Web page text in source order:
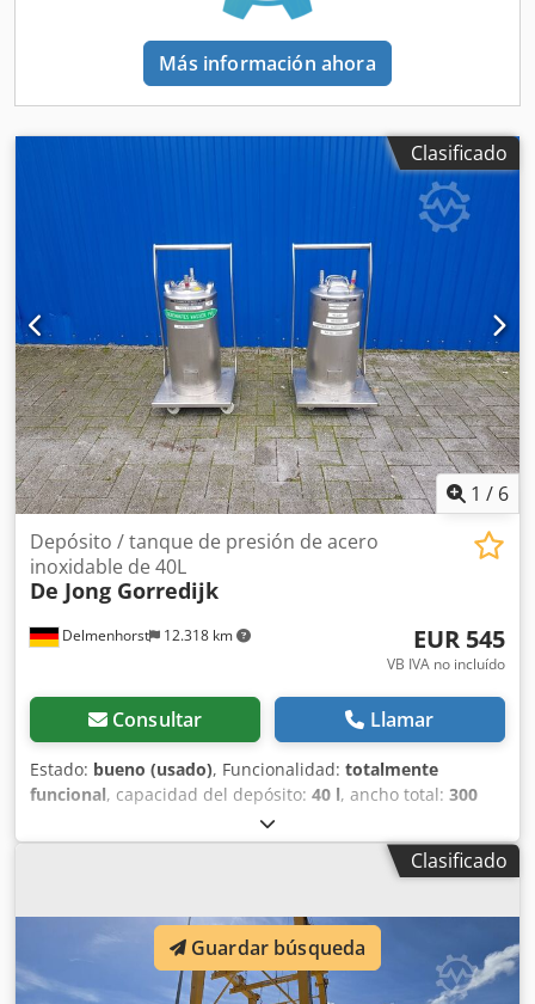
Más información ahora
Clasificado
1 / 6
Delmenhorst 12.318 km
Depósito / tanque de presión de acero
inoxidable de 40L
De Jong Gorredijk
EUR 545
VB IVA no incluído
Consultar Llamar
Estado: bueno (usado), Funcionalidad: totalmente
funcional, capacidad del depósito: 40 l, ancho total: 300
, material de la pared:
inoxidable, presión de funcionamiento:5 bar,
, Depósito de presión de acero
Número de artículo: 10624 Última aplicación: Industria
farmacéutica Volumen: 40 L Tipo: Vertical sobre carro con
ruedas Altura de las ruedas: 80 mm Material (en contacto
con el producto): 1.4301 / AISI 304 Ejecución: De pared
Clasificado
Guardar búsqueda